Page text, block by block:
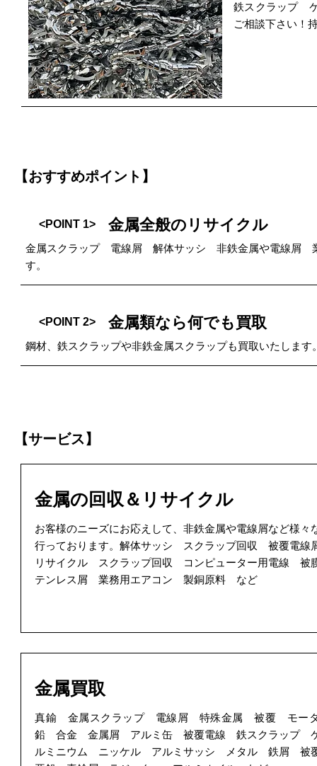
鉄スクラップ
ご相談下さい！
【おすすめポイント】
<POINT 1> 金属全般のリサイクル
金属スクラップ 電線屑 解体サッシ 非鉄金属や電線屑
す。
<POINT 2> 金属類なら何でも買取
鋼材、鉄スクラップや非鉄金属スクラップも買取いたします
【サービス】
金属の回収＆リサイクル
お客様のニーズにお応えして、非鉄金属や電線屑など様々
行っております。解体サッシ スクラップ回収 被覆電
リサイクル スクラップ回収 コンピューター用電線 被
テンレス屑 業務用エアコン 製銅原料 など
金属買取
真鍮 金属スクラップ 電線屑 特殊金属 被覆 モ
鉛 合金 金属屑 アルミ缶 被覆電線 鉄スクラップ
ルミニウム ニッケル アルミサッシ メタル 鉄屑